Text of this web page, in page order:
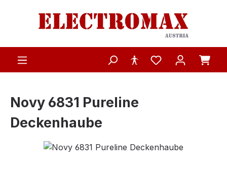
Zum Hauptinhalt springen
Novy 6831 Pureline
Deckenhaube
Bildergalerie überspringen